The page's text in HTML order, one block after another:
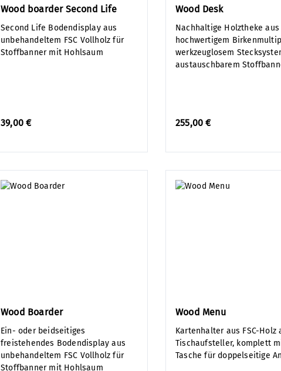
Wood boarder Second Life
Second Life Bodendisplay aus
unbehandeltem FSC Vollholz für
Stoffbanner mit Hohlsaum
39,00 €
Wood Desk
Nachhaltige Holztheke aus
hochwertigem
werkzeuglosem
austauschbarem
255,00 €
Wood Boarder
Ein- oder beidseitiges
freistehendes Bodendisplay aus
unbehandeltem FSC Vollholz für
Stoffbanner mit Hohlsaum
Wood Menu
Kartenhalter aus FSC-Holz
Tischaufsteller, komplett
Tasche für doppelseitige